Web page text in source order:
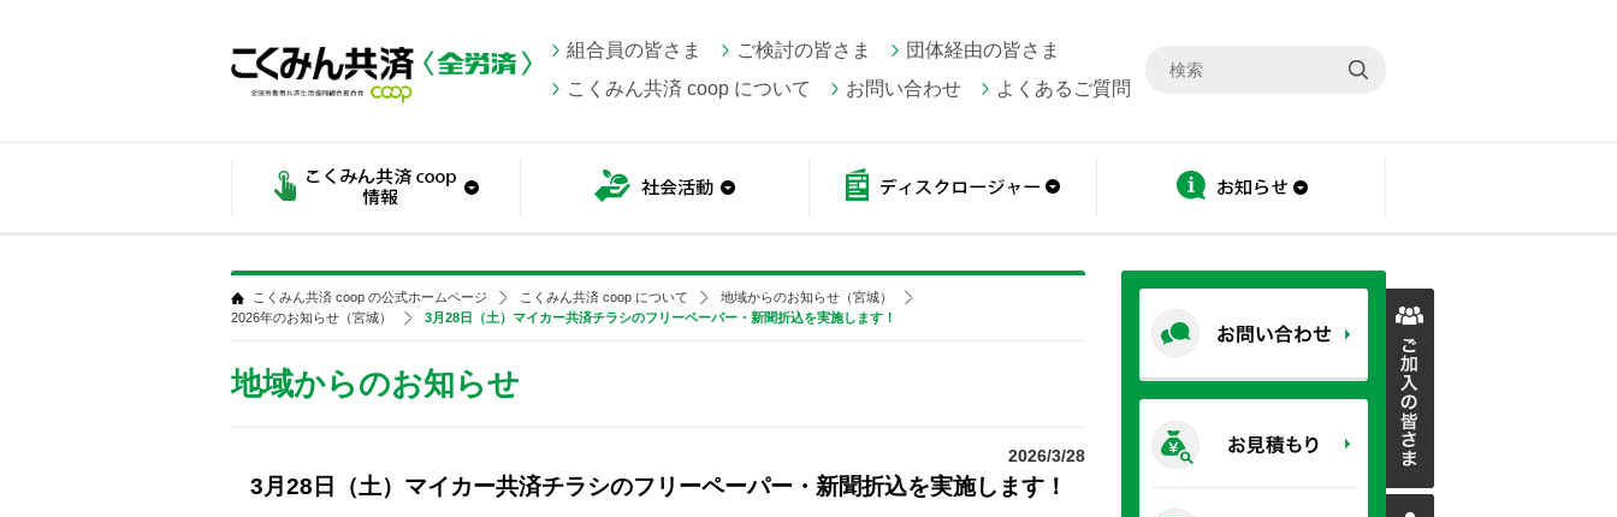
組合員の皆さま ご検討の皆さま
団体経由の皆さま
こくみん共済 coop について
お問い合わせ よくあるご質問
こくみん共済 coop の公式ホームページ こくみん共済 coop について
地域からのお知らせ（宮城）
2026年のお知らせ（宮城）
3月28日（土）マイカー共済チラシのフリーペーパー・新聞折込を実施します！
地域からのお知らせ
2026/3/28
3月28日（土）マイカー共済チラシのフリーペーパー・新聞折込を実施します！